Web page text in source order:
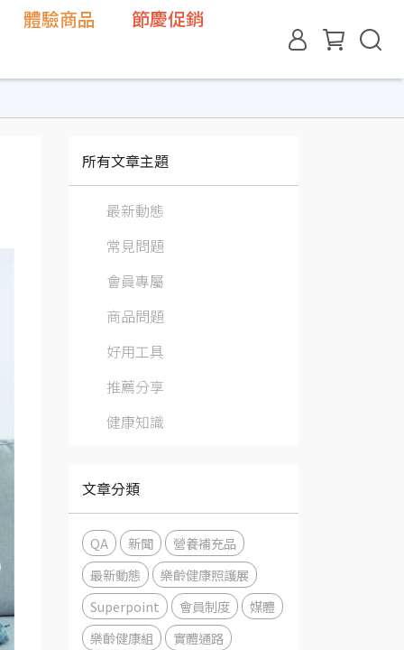
體驗商品 節慶促銷
所有文章主題
最新動態
常見問題
會員專屬
商品問題
好用工具
推薦分享
健康知識
文章分類
QA 新聞
營養補充品
最新動態
樂齡健康照護展
Superpoint
會員制度
媒體
樂齡健康組
實體通路